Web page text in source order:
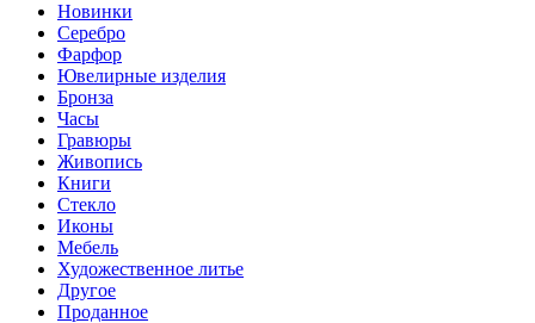
Новинки
Серебро
Фарфор
Ювелирные изделия
Бронза
Часы
Гравюры
Живопись
Книги
Стекло
Иконы
Мебель
Художественное литье
Другое
Проданное